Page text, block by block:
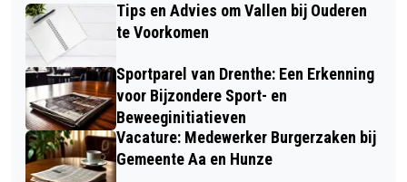
Tips en Advies om Vallen bij Ouderen
te Voorkomen
Sportparel van Drenthe: Een Erkenning
voor Bijzondere Sport- en
Beweeginitiatieven
Vacature: Medewerker Burgerzaken bij
Gemeente Aa en Hunze